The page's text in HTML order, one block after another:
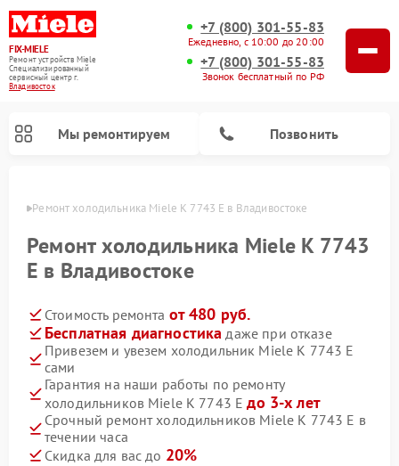
FIX-MIELE
Ремонт устройств Miele
Специализированный
cервисный центр г.
Владивосток
+7 (800) 301-55-83
Ежедневно, с 10:00 до 20:00
+7 (800) 301-55-83
Звонок бесплатный по РФ
Мы ремонтируем Позвонить
Ремонт холодильника Miele K 7743 E в Владивостоке
Ремонт холодильника Miele K 7743
E в Владивостоке
Стоимость ремонта от 480 руб.
Бесплатная диагностика даже при отказе
Привезем и увезем холодильник Miele K 7743 E
сами
Гарантия на наши работы по ремонту
холодильников Miele K 7743 Eдо 3-х лет
Срочный ремонт холодильников Miele K 7743 E в
течении часа
Скидка для вас до 20%